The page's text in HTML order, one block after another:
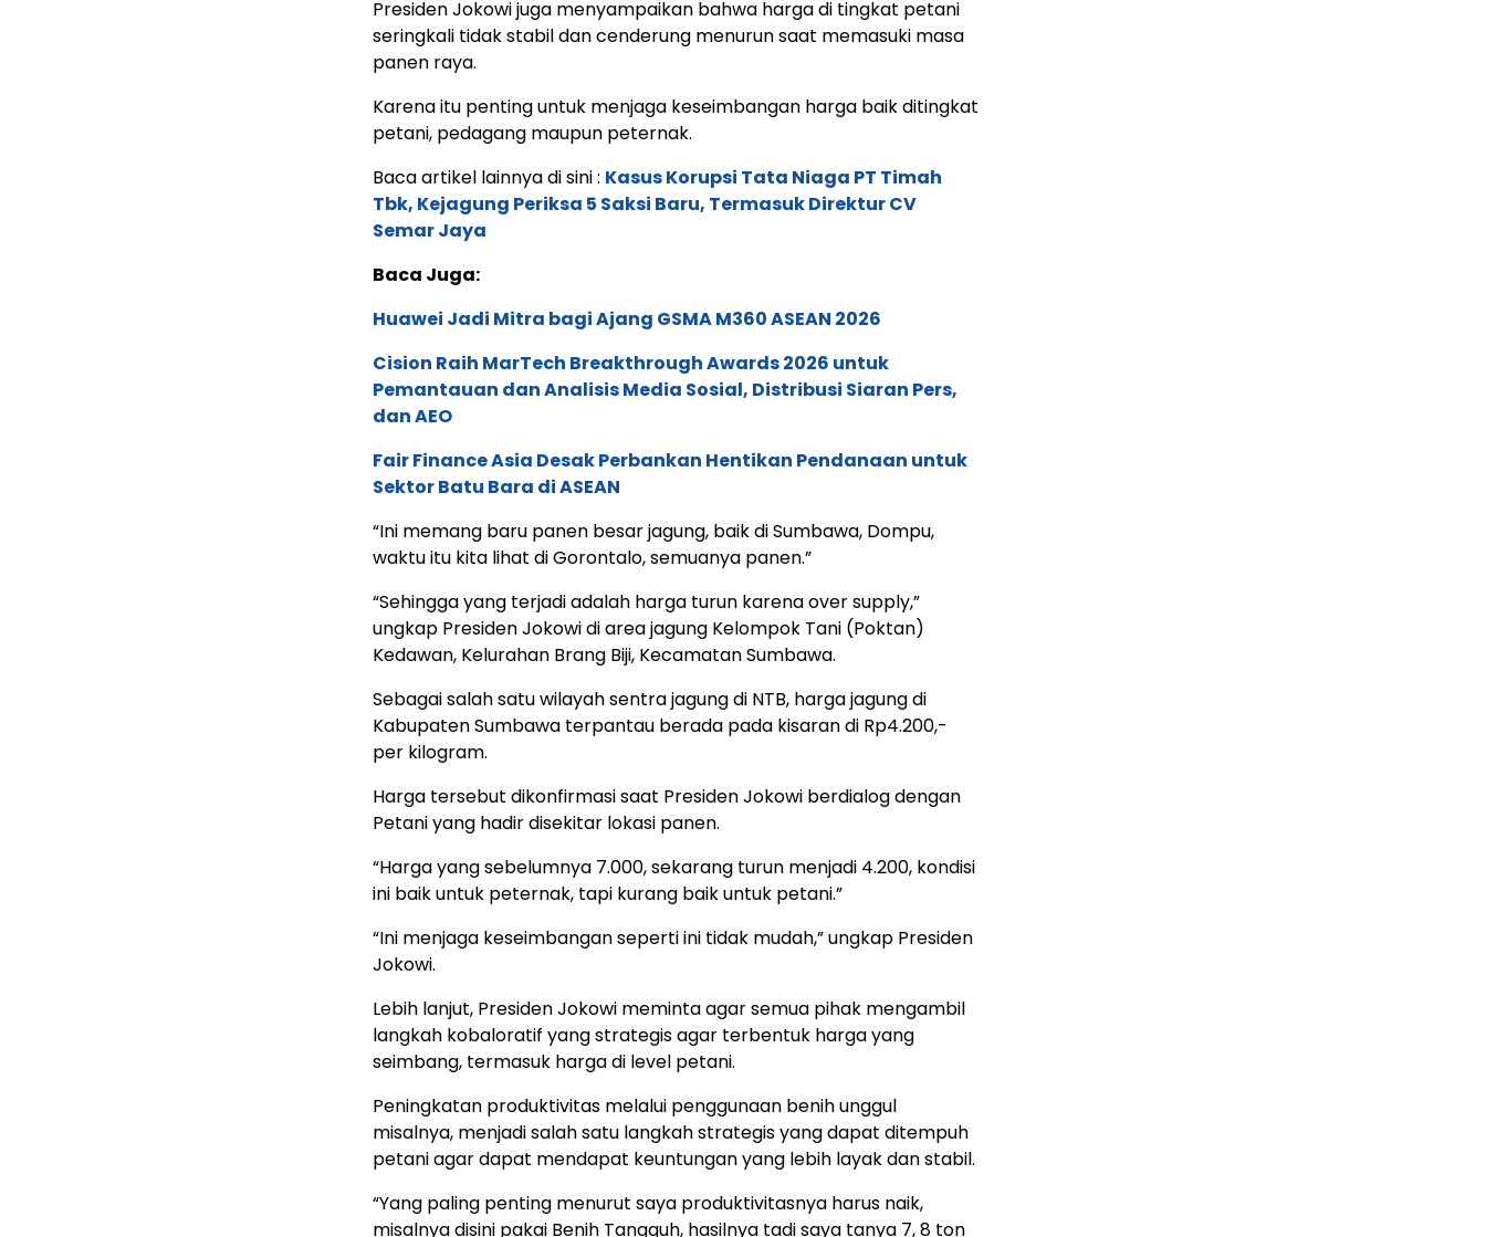
Presiden Jokowi juga menyampaikan bahwa harga di tingkat petani
seringkali tidak stabil dan cenderung menurun saat memasuki masa
panen raya.
Karena itu penting untuk menjaga keseimbangan harga baik ditingkat
petani, pedagang maupun peternak.
Baca artikel lainnya di sini : Kasus Korupsi Tata Niaga PT Timah
Tbk, Kejagung Periksa 5 Saksi Baru, Termasuk Direktur CV
Semar Jaya
Baca Juga:
Huawei Jadi Mitra bagi Ajang GSMA M360 ASEAN 2026
Cision Raih MarTech Breakthrough Awards 2026 untuk
Pemantauan dan Analisis Media Sosial, Distribusi Siaran Pers,
dan AEO
Fair Finance Asia Desak Perbankan Hentikan Pendanaan untuk
Sektor Batu Bara di ASEAN
“Ini memang baru panen besar jagung, baik di Sumbawa, Dompu,
waktu itu kita lihat di Gorontalo, semuanya panen.”
“Sehingga yang terjadi adalah harga turun karena over supply,”
ungkap Presiden Jokowi di area jagung Kelompok Tani (Poktan)
Kedawan, Kelurahan Brang Biji, Kecamatan Sumbawa.
Sebagai salah satu wilayah sentra jagung di NTB, harga jagung di
Kabupaten Sumbawa terpantau berada pada kisaran di Rp4.200,-
per kilogram.
Harga tersebut dikonfirmasi saat Presiden Jokowi berdialog dengan
Petani yang hadir disekitar lokasi panen.
“Harga yang sebelumnya 7.000, sekarang turun menjadi 4.200, kondisi
ini baik untuk peternak, tapi kurang baik untuk petani.”
“Ini menjaga keseimbangan seperti ini tidak mudah,” ungkap Presiden
Jokowi.
Lebih lanjut, Presiden Jokowi meminta agar semua pihak mengambil
langkah kobaloratif yang strategis agar terbentuk harga yang
seimbang, termasuk harga di level petani.
Peningkatan produktivitas melalui penggunaan benih unggul
misalnya, menjadi salah satu langkah strategis yang dapat ditempuh
petani agar dapat mendapat keuntungan yang lebih layak dan stabil.
“Yang paling penting menurut saya produktivitasnya harus naik,
misalnya disini pakai Benih Tangguh, hasilnya tadi saya tanya 7, 8 ton